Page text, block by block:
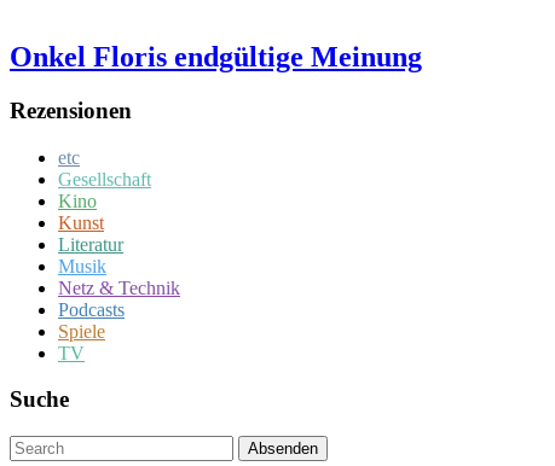
Onkel Floris endgültige Meinung
Rezensionen
etc
Gesellschaft
Kino
Kunst
Literatur
Musik
Netz & Technik
Podcasts
Spiele
TV
Suche
Um
Absenden